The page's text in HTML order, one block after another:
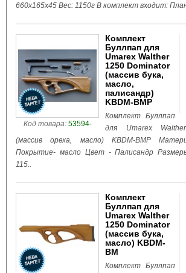
660x165x45 Вес: 1150г В комплект входит:
Код товара:53594-
Комплект
Буллпап для
Umarex Walther
1250 Dominator
(массив бука,
масло,
палисандр)
KBDM-BMP
Комплект Буллпап
для Umarex
(массив ореха, масло) KBDM-BMP
Покрытие- масло Цвет - Палисандр
115..
Комплект
Буллпап для
Umarex Walther
1250 Dominator
(массив бука,
масло) KBDM-
BM
Комплект Буллпап